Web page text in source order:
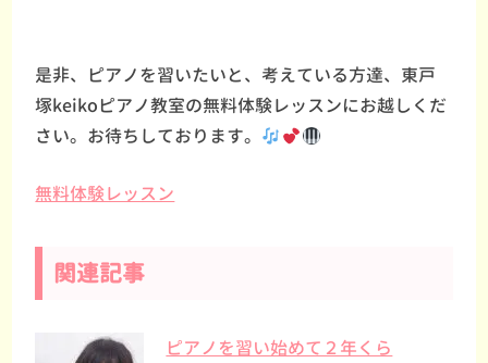
是非、ピアノを習いたいと、考えている方達、東戸
塚keikoピアノ教室の無料体験レッスンにお越しくだ
さい。お待ちしております。
無料体験レッスン
関連記事
ピアノを習い始めて２年くら